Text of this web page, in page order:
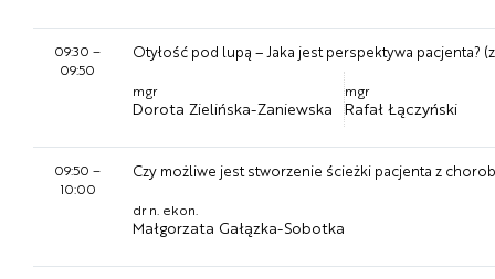
09:30 –
09:50
Otyłość pod lupą – Jaka jest perspektywa pacjenta?
mgr
Dorota Zielińska-Zaniewska
mgr
Rafał Łączyński
09:50 –
10:00
Czy możliwe jest stworzenie ścieżki pacjenta z
dr n. ekon.
Małgorzata Gałązka-Sobotka